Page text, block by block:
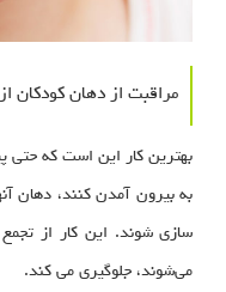
مراقبت از دهان کودکان
بهترین کار این است که
به بیرون آمدن کنند، دهان
سازی شوند. این کار از
می‌شوند، جلوگیری می کند.